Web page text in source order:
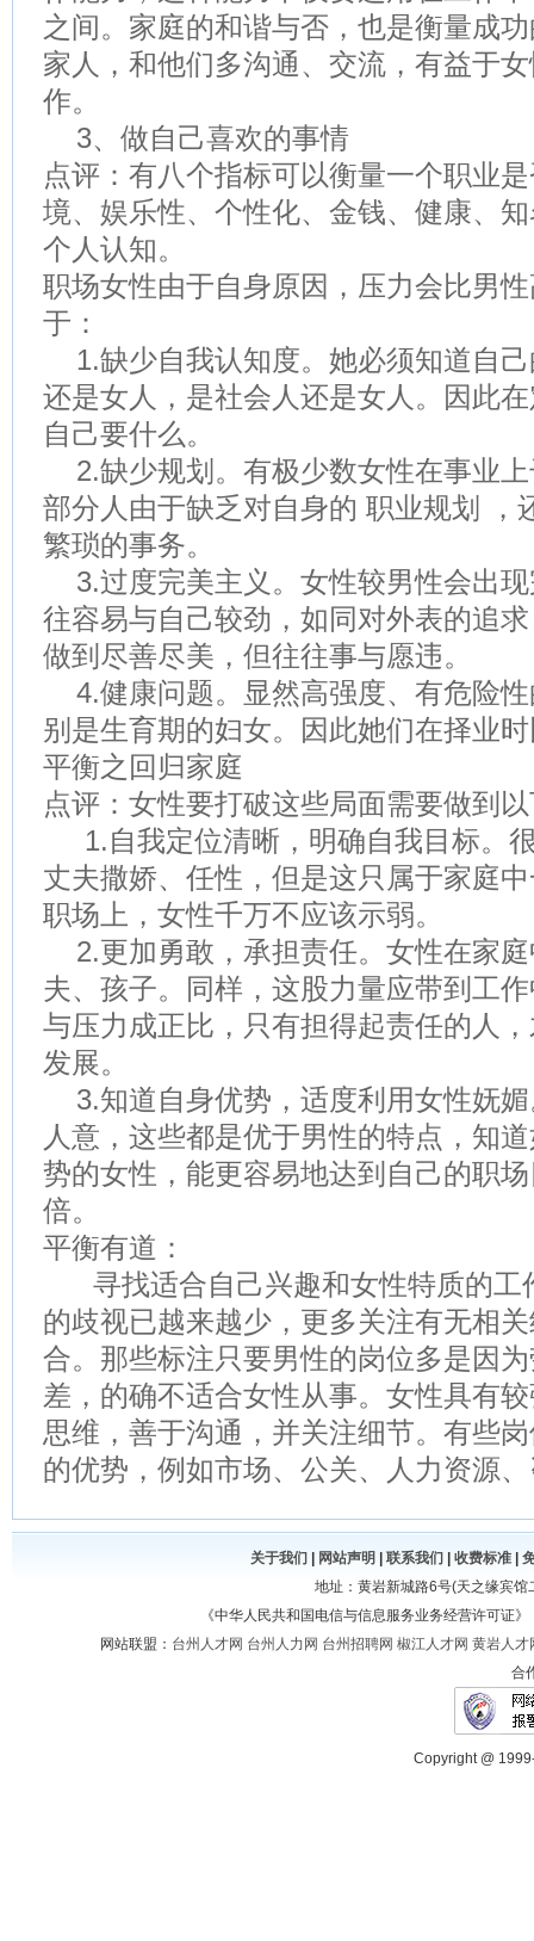
之间。家庭的和谐与否，也是衡量成
家人，和他们多沟通、交流，有益于
作。
3、做自己喜欢的事情
点评：有八个指标可以衡量一个职业
境、娱乐性、个性化、金钱、健康、
个人认知。
职场女性由于自身原因，压力会比男
于：
1.缺少自我认知度。她必须知道自
还是女人，是社会人还是女人。因此
自己要什么。
2.缺少规划。有极少数女性在事业
部分人由于缺乏对自身的 职业规划 ，
繁琐的事务。
3.过度完美主义。女性较男性会出
往容易与自己较劲，如同对外表的追
做到尽善尽美，但往往事与愿违。
4.健康问题。显然高强度、有危险
别是生育期的妇女。因此她们在择业
平衡之回归家庭
点评：女性要打破这些局面需要做到
1.自我定位清晰，明确自我目标。
丈夫撒娇、任性，但是这只属于家庭
职场上，女性千万不应该示弱。
2.更加勇敢，承担责任。女性在家
夫、孩子。同样，这股力量应带到工
与压力成正比，只有担得起责任的人
发展。
3.知道自身优势，适度利用女性妩
人意，这些都是优于男性的特点，知
势的女性，能更容易地达到自己的职
倍。
平衡有道：
寻找适合自己兴趣和女性特质的工
的歧视已越来越少，更多关注有无相
合。那些标注只要男性的岗位多是因
差，的确不适合女性从事。女性具有
思维，善于沟通，并关注细节。有些
的优势，例如市场、公关、人力资源
关于我们 网站声明 联系我们 收费标准|
地址：黄岩新城路6号(天之缘宾
《中华人民共和国电信与信息服务业务经营许可证
网站联盟： 台州人才网 台州人力网 台州招聘网 椒江人才网 黄岩人才
合
Copyright @